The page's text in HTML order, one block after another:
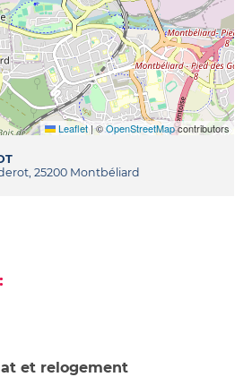
Leaflet|©OpenStreetMapcontributors
25200 Montbéliard
et relogement